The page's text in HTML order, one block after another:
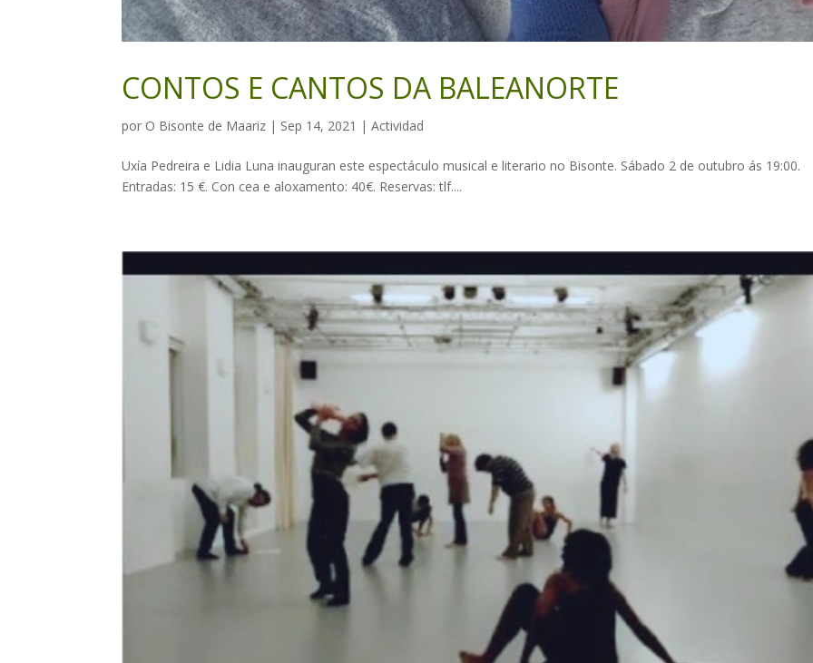
CONTOS E CANTOS DA BALEANORTE
por O Bisonte de Maariz | Sep 14, 2021 |Actividad
Uxía Pedreira e Lidia Luna inauguran este espectáculo musical e literario no Bisonte. Sábado 2 de outubro ás 19:00.
Entradas: 15 €. Con cea e aloxamento: 40€. Reservas: tlf....